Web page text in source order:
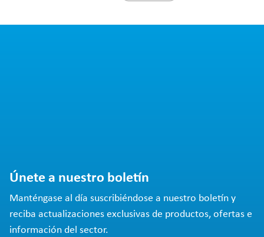
Únete a nuestro boletín
Manténgase al día suscribiéndose a nuestro boletín y
reciba actualizaciones exclusivas de productos, ofertas e
información del sector.